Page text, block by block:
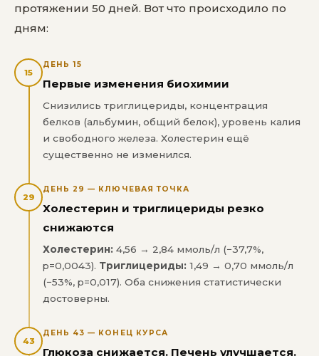
протяжении 50 дней. Вот что происходило по
дням:
15
ДЕНЬ 15
Первые изменения биохимии
Снизились триглицериды, концентрация
белков (альбумин, общий белок), уровень калия
и свободного железа. Холестерин ещё
существенно не изменился.
29
ДЕНЬ 29 — КЛЮЧЕВАЯ ТОЧКА
Холестерин и триглицериды резко
снижаются
Холестерин: 4,56 → 2,84 ммоль/л (−37,7%,
p=0,0043). Триглицериды: 1,49 → 0,70 ммоль/л
(−53%, p=0,017). Оба снижения статистически
достоверны.
43
ДЕНЬ 43 — КОНЕЦ КУРСА
Глюкоза снижается. Печень улучшается.